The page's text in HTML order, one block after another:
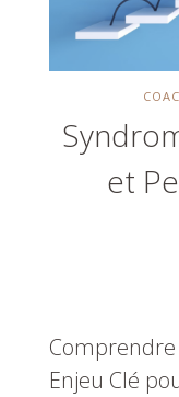
et
Enjeu Clé